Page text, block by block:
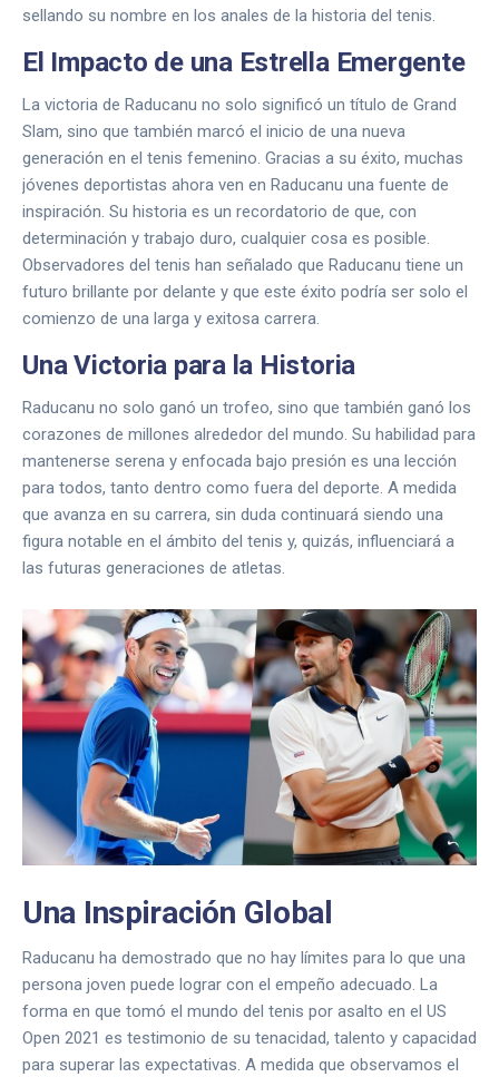
sellando su nombre en los anales de la historia del tenis.
El Impacto de una Estrella Emergente
La victoria de Raducanu no solo significó un título de Grand
Slam, sino que también marcó el inicio de una nueva
generación en el tenis femenino. Gracias a su éxito, muchas
jóvenes deportistas ahora ven en Raducanu una fuente de
inspiración. Su historia es un recordatorio de que, con
determinación y trabajo duro, cualquier cosa es posible.
Observadores del tenis han señalado que Raducanu tiene un
futuro brillante por delante y que este éxito podría ser solo el
comienzo de una larga y exitosa carrera.
Una Victoria para la Historia
Raducanu no solo ganó un trofeo, sino que también ganó los
corazones de millones alrededor del mundo. Su habilidad para
mantenerse serena y enfocada bajo presión es una lección
para todos, tanto dentro como fuera del deporte. A medida
que avanza en su carrera, sin duda continuará siendo una
figura notable en el ámbito del tenis y, quizás, influenciará a
las futuras generaciones de atletas.
Una Inspiración Global
Raducanu ha demostrado que no hay límites para lo que una
persona joven puede lograr con el empeño adecuado. La
forma en que tomó el mundo del tenis por asalto en el US
Open 2021 es testimonio de su tenacidad, talento y capacidad
para superar las expectativas. A medida que observamos el